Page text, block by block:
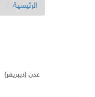
الرئيسية
عدن (ديبريفر)